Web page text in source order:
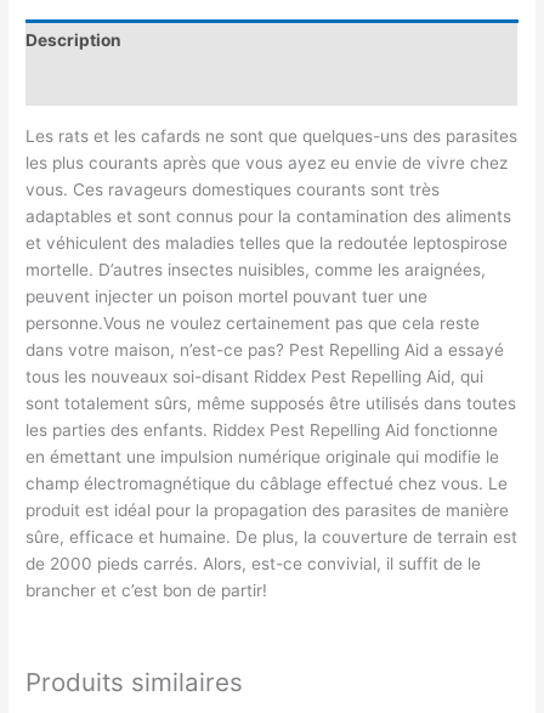
Description
Les rats et les cafards ne sont que quelques-uns des parasites
les plus courants après que vous ayez eu envie de vivre chez
vous. Ces ravageurs domestiques courants sont très
adaptables et sont connus pour la contamination des aliments
et véhiculent des maladies telles que la redoutée leptospirose
mortelle. D’autres insectes nuisibles, comme les araignées,
peuvent injecter un poison mortel pouvant tuer une
personne.Vous ne voulez certainement pas que cela reste
dans votre maison, n’est-ce pas? Pest Repelling Aid a essayé
tous les nouveaux soi-disant Riddex Pest Repelling Aid, qui
sont totalement sûrs, même supposés être utilisés dans toutes
les parties des enfants. Riddex Pest Repelling Aid fonctionne
en émettant une impulsion numérique originale qui modifie le
champ électromagnétique du câblage effectué chez vous. Le
produit est idéal pour la propagation des parasites de manière
sûre, efficace et humaine. De plus, la couverture de terrain est
de 2000 pieds carrés. Alors, est-ce convivial, il suffit de le
brancher et c’est bon de partir!
Produits similaires